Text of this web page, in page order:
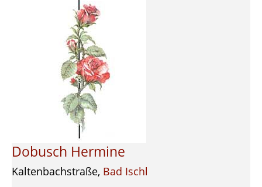
Dobusch Hermine
Kaltenbachstraße, Bad Ischl